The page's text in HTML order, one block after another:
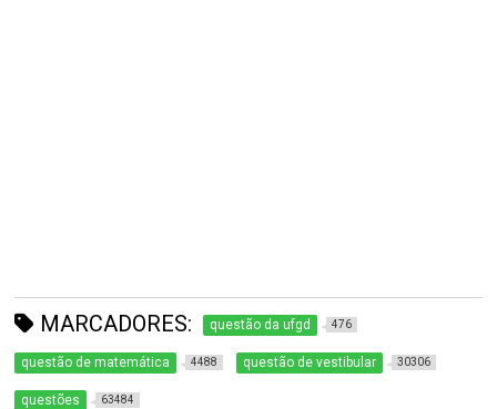
MARCADORES: questão da ufgd 476
questão de matemática 4488 questão de vestibular 30306
questões 63484